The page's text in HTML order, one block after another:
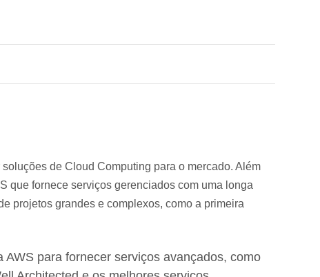
de Cloud Computing para o mercado. Além
que fornece serviços gerenciados com uma longa
projetos grandes e complexos, como a primeira
para fornecer serviços avançados, como